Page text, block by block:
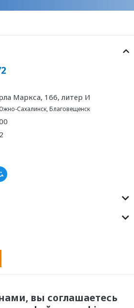
Маркса, 166, литер И
Сахалинск,Благовещенск
вы соглашаетесь